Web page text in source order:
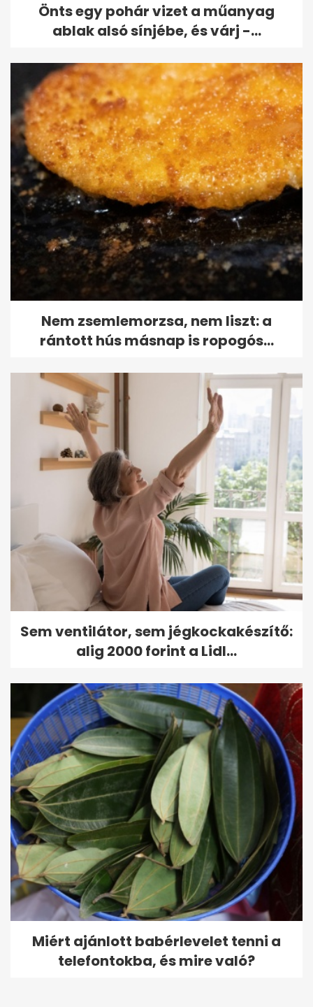
Önts egy pohár vizet a műanyag
ablak alsó sínjébe, és várj -...
Nem zsemlemorzsa, nem liszt: a
rántott hús másnap is ropogós...
Sem ventilátor, sem jégkockakészítő:
alig 2000 forint a Lidl...
Miért ajánlott babérlevelet tenni a
telefontokba, és mire való?